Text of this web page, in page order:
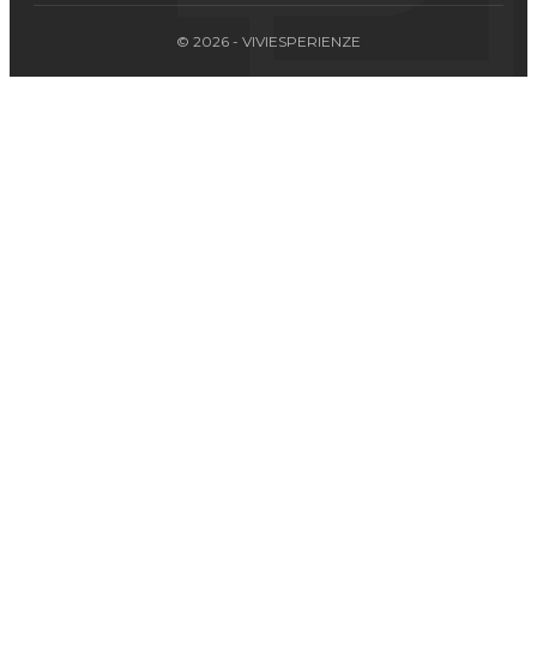
© 2026 - VIVIESPERIENZE